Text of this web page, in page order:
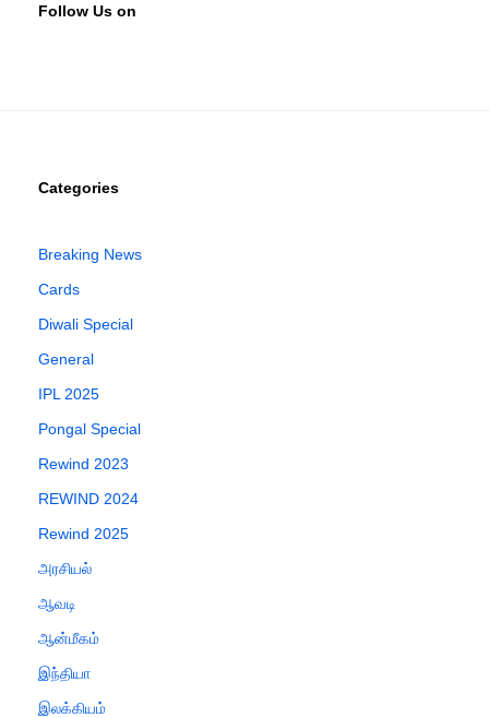
Follow Us on
Categories
Breaking News
Cards
Diwali Special
General
IPL 2025
Pongal Special
Rewind 2023
REWIND 2024
Rewind 2025
அரசியல்
ஆவடி
ஆன்மீகம்
இந்தியா
இலக்கியம்